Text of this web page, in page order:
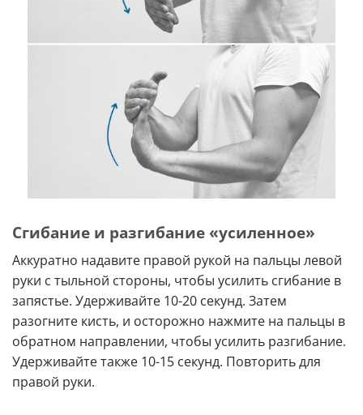
Сгибание и разгибание «усиленное»
Аккуратно надавите правой рукой на пальцы левой
руки с тыльной стороны, чтобы усилить сгибание в
запястье. Удерживайте 10-20 секунд. Затем
разогните кисть, и осторожно нажмите на пальцы в
обратном направлении, чтобы усилить разгибание.
Удерживайте также 10-15 секунд. Повторить для
правой руки.